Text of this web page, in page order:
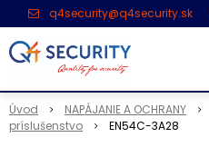
q4security@q4security.sk
Úvod NAPÁJANIE A OCHRANY
príslušenstvo
EN54C-3A28